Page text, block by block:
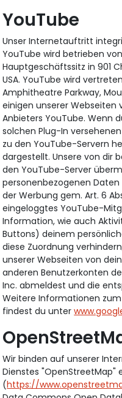
YouTube
Unser Internetauftritt
YouTube wird betrieben
Hauptgeschäftssitz in 901
USA. YouTube wird
Amphitheatre Parkway,
einigen unserer Webseiten
Anbieters YouTube. Wenn
solchen Plug-In
zu den YouTube-Servern
dargestellt. Unsere von dir
den YouTube-Server
personenbezogenen
der Werbung gem. Art. 6
eingeloggtes YouTube-
Information, wie auch
Buttons) deinem
diese Zuordnung
unserer Webseiten von
anderen Benutzerkonten
Inc. abmeldest und die
Weitere Informationen
findest du unter
Wir binden auf unserer
Dienstes "OpenStreetMap"
(https://